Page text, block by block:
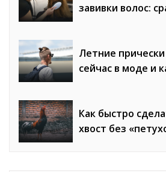
завивки волос:
Летние прически
сейчас в моде и
Как быстро
хвост без